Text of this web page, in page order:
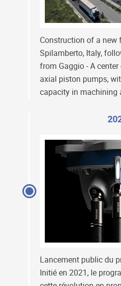
Construction of a new
Spilamberto, Italy,
from Gaggio - A
axial piston pumps,
capacity in machining
Lancement public du
Initié en 2021, le